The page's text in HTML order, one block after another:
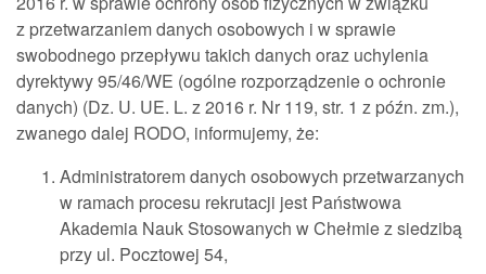
z przetwarzaniem danych osobowych i w sprawie
swobodnego przepływu takich danych oraz uchylenia
dyrektywy 95/46/WE (ogólne rozporządzenie o ochronie
danych) (Dz. U. UE. L. z 2016 r. Nr 119, str. 1 z późn. zm.),
zwanego dalej RODO, informujemy, że:
Administratorem danych osobowych przetwarzanych
w ramach procesu rekrutacji jest Państwowa
Akademia Nauk Stosowanych w Chełmie z siedzibą
przy ul. Pocztowej 54,